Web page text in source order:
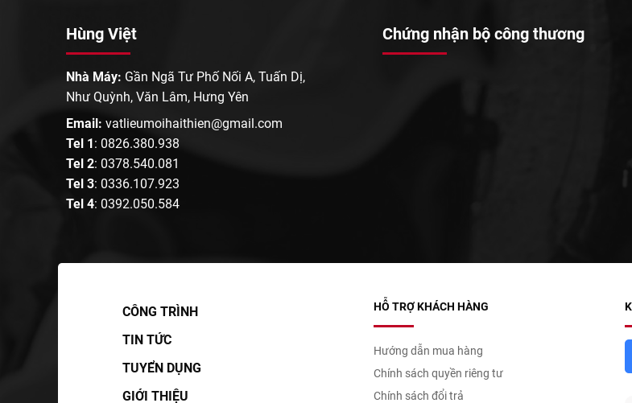
Hùng Việt
Nhà Máy: Gần Ngã Tư Phố Nối A, Tuấn Dị,
Như Quỳnh, Văn Lâm, Hưng Yên
Email: vatlieumoihaithien@gmail.com
Tel 1: 0826.380.938
Tel 2: 0378.540.081
Tel 3: 0336.107.923
Tel 4: 0392.050.584
Chứng nhận bộ công thương
CÔNG TRÌNH
TIN TỨC
TUYỂN DỤNG
GIỚI THIỆU
HỖ TRỢ KHÁCH HÀNG
Hướng dẫn mua hàng
Chính sách quyền riêng tư
Chính sách đổi trả